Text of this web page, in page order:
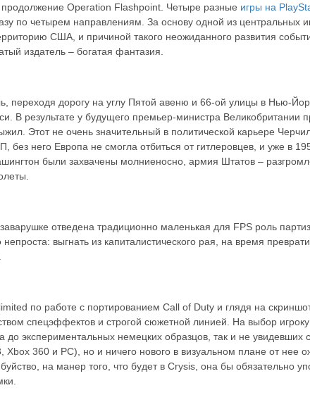
Operation Flashpoint. Четыре разные игры на
по четырем направлениям. За основу одной из центральных
США, и причиной такого неожиданного развития
издатель – богатая фантазия.
переходя дорогу на углу Пятой авеню и 66-ой улицы в Нью-
В результате у будущего премьер-министра Великобритании
Этот не очень значительный в политической карьере
без него Европа не смогла отбиться от гитлеровцев, и уже в
были захвачены молниеносно, армия Штатов –
отведена традиционно маленькая для FPS роль
выгнать из капиталистического рая, на время
по работе с портированием Call of Duty и глядя на
спецэффектов и строгой сюжетной линией. На выбор
до экспериментальных немецких образцов, так и не увидевших
Xbox 360 и PC), но и ничего нового в визуальном плане от нее
на манер того, что будет в Crysis, она бы обязательно